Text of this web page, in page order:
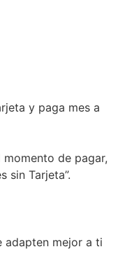
y paga mes a
de pagar,
sin Tarjeta”.
adapten mejor a ti